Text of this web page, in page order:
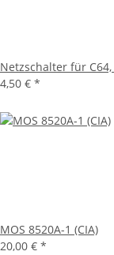
Netzschalter für C64,
4,50 € *
MOS 8520A-1 (CIA)
20,00 € *